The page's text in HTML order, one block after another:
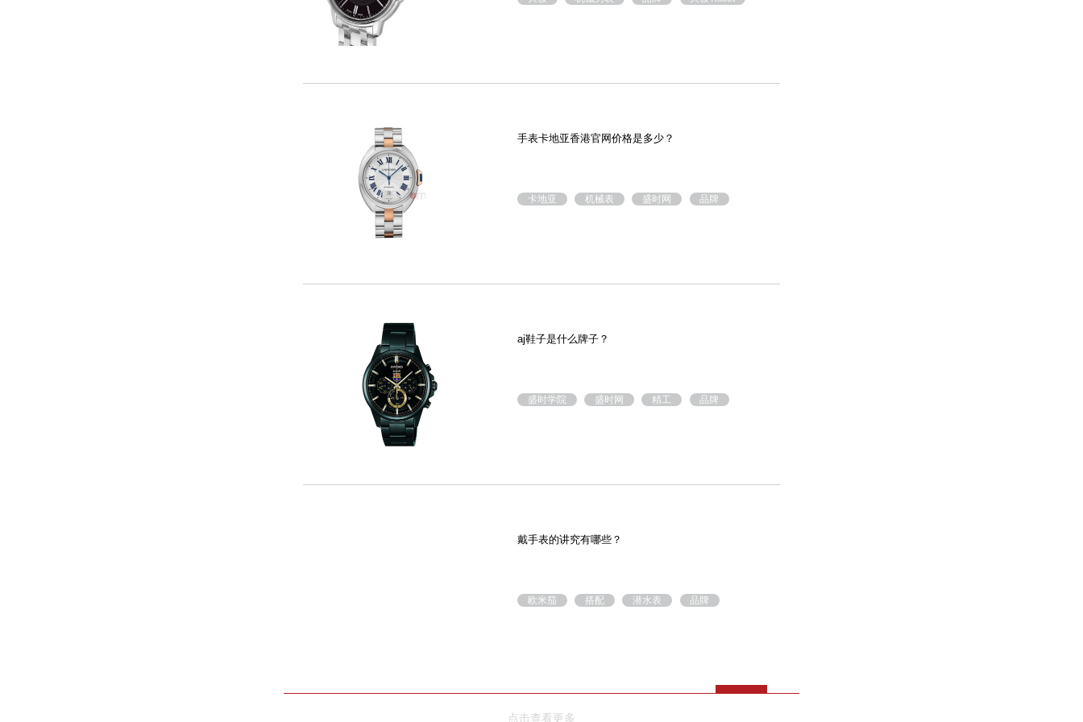
手表卡地亚香港官网价格是多少？
卡地亚 机械表 盛时网 品牌
aj鞋子是什么牌子？
盛时学院 盛时网 精工 品牌
戴手表的讲究有哪些？
欧米茄 搭配 潜水表 品牌
点击查看更多